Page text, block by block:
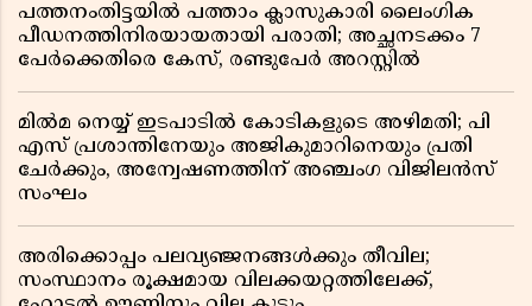
പത്തനംതിട്ടയിൽ പത്താം ക്ലാസുകാരി ലൈംഗിക
പീഡനത്തിനിരയായതായി പരാതി; അച്ഛനടക്കം 7
പേർക്കെതിരെ കേസ്, രണ്ടുപേർ അറസ്റ്റിൽ
മിൽമ നെയ്യ് ഇടപാടിൽ കോടികളുടെ അഴിമതി; പി
എസ് പ്രശാന്തിനേയും അജികുമാറിനെയും പ്രതി
ചേർക്കും, അന്വേഷണത്തിന് അഞ്ചംഗ വിജിലൻസ്
സംഘം
അരിക്കൊപ്പം പലവ്യഞ്ജനങ്ങൾക്കും തീവില;
സംസ്ഥാനം രൂക്ഷമായ വിലക്കയറ്റത്തിലേക്ക്,